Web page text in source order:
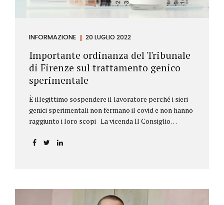
INFORMAZIONE 20 LUGLIO 2022
Importante ordinanza del Tribunale
di Firenze sul trattamento genico
sperimentale
È illegittimo sospendere il lavoratore perché i sieri
genici sperimentali non fermano il covid e non hanno
raggiunto i loro scopi La vicenda Il Consiglio
alla sospensione di una propria iscritta, a causa del
76/2021. La psicologa ricorreva in via d’urgenza al
Tribunale di Firenze per chiedere la sospensione di